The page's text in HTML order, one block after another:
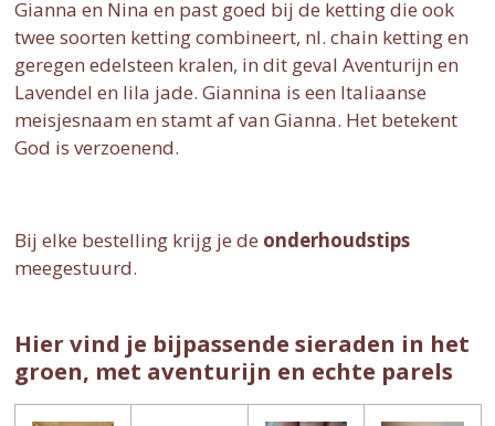
Gianna en Nina en past goed bij de ketting die ook
twee soorten ketting combineert, nl. chain ketting en
geregen edelsteen kralen, in dit geval Aventurijn en
Lavendel en lila jade. Giannina is een Italiaanse
meisjesnaam en stamt af van Gianna. Het betekent
God is verzoenend.
Bij elke bestelling krijg je de onderhoudstips
meegestuurd.
Hier vind je bijpassende sieraden in het
groen, met aventurijn en echte parels